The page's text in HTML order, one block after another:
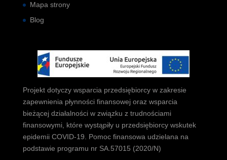
Mapa strony
Blog
Projekt dotyczy wsparcia przedsiębiorcy w zakresie
zapewnienia płynności finansowej oraz wsparcia
bieżącej działalności w związku z trudnościami
finansowymi, które wystąpiły u przedsiębiorcy wskutek
epidemii COVID-19. Pomoc finansowa udzielana na
podstawie programu nr SA.57015 (2020/N)